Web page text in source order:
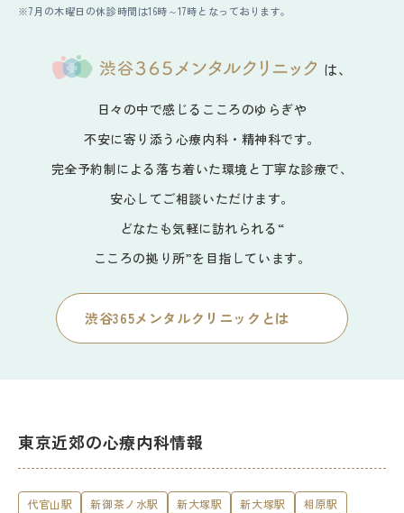
7月の木曜日の休診時間は16時～17時となっております。
は、
日々の中で感じるこころのゆらぎや
不安に寄り添う心療内科・精神科です。
完全予約制による落ち着いた環境と丁寧な診療で、
安心してご相談いただけます。
どなたも気軽に訪れられる“
こころの拠り所”を目指しています。
渋谷365メンタルクリニックとは
東京近郊の心療内科情報
代官山駅 新御茶ノ水駅 新大塚駅 新大塚駅
相原駅